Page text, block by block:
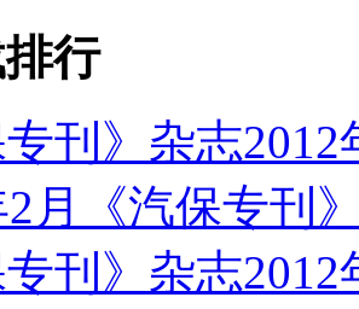
行
专刊》杂志2012
2月《汽保专刊
专刊》杂志2012